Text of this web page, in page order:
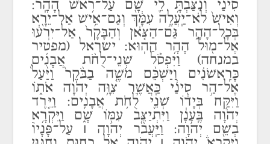
סִינַ֔י וְנִצַּבְתָּ֥ לִ֛י שָׁ֖ם עַל־רֹ֥אשׁ הָהָֽר:
וְאִישׁ֙ לֹא־יַֽעֲלֶ֣ה עִמָּ֔ךְ וְגַם־אִ֥ישׁ אַל־יֵרָ֖א
בְּכׇל־הָהָ֑ר גַּם־הַצֹּ֤אן וְהַבָּקָר֙ אַל־יִרְע֔וּ
אֶל־מ֖וּל הָהָ֥ר הַהֽוּא: ישׂראל (מפטיר
במנחה) וַיִּפְסֹ֡ל שְׁנֵי־לֻחֹ֨ת אֲבָנִ֜ים
כָּרִֽאשֹׁנִ֗ים וַיַּשְׁכֵּ֨ם מֹשֶׁ֤ה בַבֹּ֨קֶר֙ וַיַּ֨עַל֙
אֶל־הַ֣ר סִינַ֔י כַּֽאֲשֶׁ֛ר צִוָּ֥ה יְהֹוָה אֹת֑וֹ
וַיִּקַּ֣ח בְּיָד֔וֹ שְׁנֵ֖י לֻחֹ֥ת אֲבָנִֽים: וַיֵּ֤רֶד
יְהֹוָה בֶּֽעָנָ֔ן וַיִּתְיַצֵּ֥ב עִמּ֖וֹ שָׁ֑ם וַיִּקְרָ֥א
בְשֵׁ֖ם יְהֹוָה: וַיַּֽעֲבֹ֨ר יְהֹוָה ׀ עַל־פָּנָיו֘